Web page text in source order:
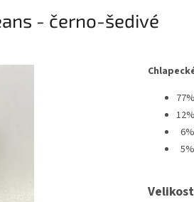
- černo-šedivé
Velikost